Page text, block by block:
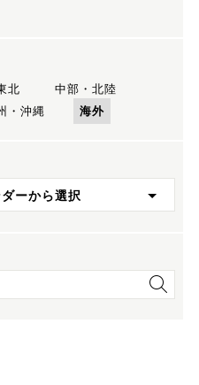
北
中部・北陸
・沖縄 海外
ーから選択